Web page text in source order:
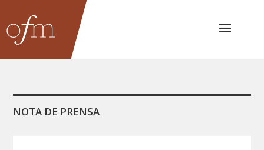
NOTA DE PRENSA